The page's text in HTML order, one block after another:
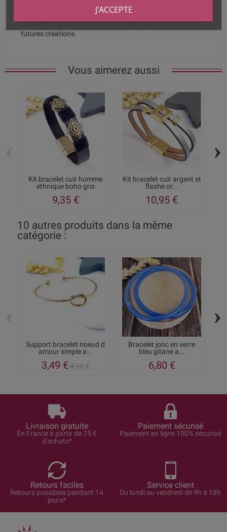
Attention le support est vendu seul sans le cordon cuir. La
photo tient lieu de modèle de bracelet réalisable pour vos
futures créations.
Vous aimerez aussi
Kit bracelet cuir homme
ethnique boho gris
9,35 €
Kit bracelet cuir argent et
flashe or...
10,95 €
›
10 autres produits dans la même
catégorie :
Support bracelet noeud d
amour simple a...
3,49 €4,10 €
Bracelet jonc en verre
bleu gitane a...
6,80 €
›
Livraison gratuite
En France à partir de 75 €
d'achats*
Paiement sécurisé
Paiement en ligne 100% sécurisé
Retours faciles
Retours possibles pendant 14
jours*
Service client
Du lundi au vendredi de 9h à 18h
J'ACCEPTE